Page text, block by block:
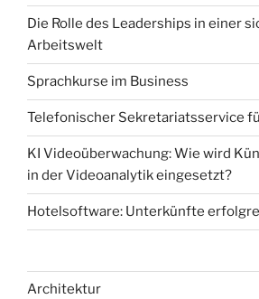
Die Rolle des Leaderships in einer
Arbeitswelt
Sprachkurse im Business
Telefonischer Sekretariatsservice
KI Videoüberwachung: Wie wird
in der Videoanalytik eingesetzt?
Hotelsoftware: Unterkünfte
Architektur